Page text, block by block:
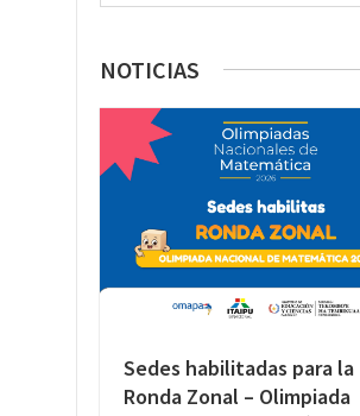
NOTICIAS
Sedes habilitadas para la
Ronda Zonal – Olimpiada